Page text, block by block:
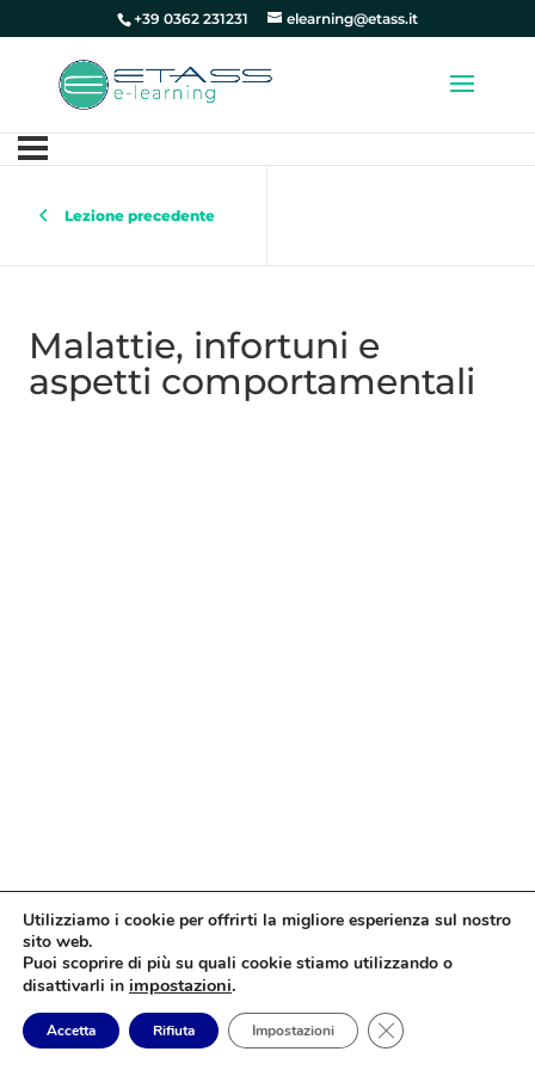
+39 0362 231231 elearning@etass.it
Lezione precedente
Malattie, infortuni e
aspetti comportamentali
Utilizziamo i cookie per offrirti la migliore esperienza sul nostro
sito web.
Puoi scoprire di più su quali cookie stiamo utilizzando o
disattivarli in impostazioni.
Accetta Rifiuta Impostazioni Close GDPR